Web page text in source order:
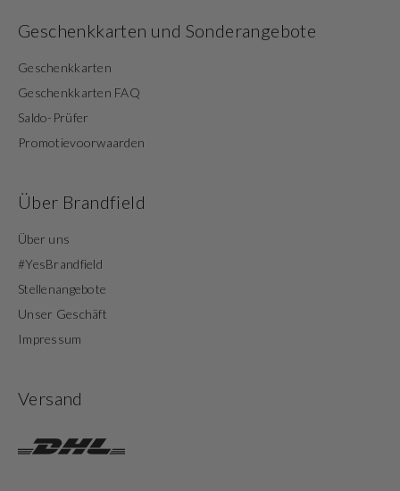
Geschenkkarten und Sonderangebote
Geschenkkarten
Geschenkkarten FAQ
Saldo-Prüfer
Promotievoorwaarden
Über Brandfield
Über uns
#YesBrandfield
Stellenangebote
Unser Geschäft
Impressum
Versand